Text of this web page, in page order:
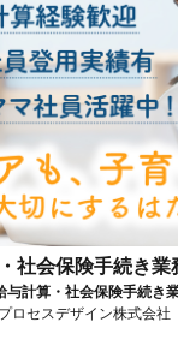
社会保険手続き業
与計算・社会保険手続き
ロセスデザイン株式会社